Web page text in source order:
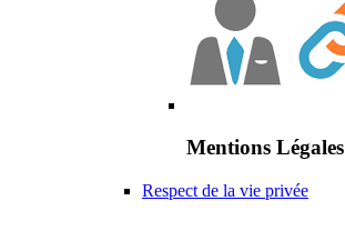
Mentions Légales
Respect de la vie privée